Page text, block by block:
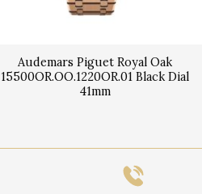
Audemars Piguet Royal Oak
15500OR.OO.1220OR.01 Black Dial
41mm